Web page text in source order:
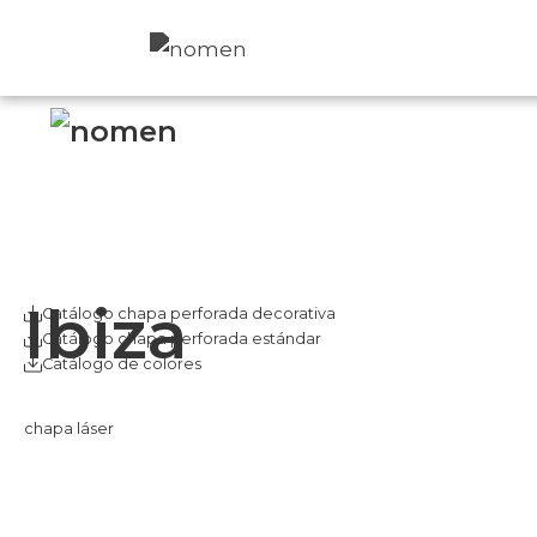
Ibiza
chapa láser
Catálogo chapa perforada decorativa
Catálogo chapa perforada estándar
Catálogo de colores